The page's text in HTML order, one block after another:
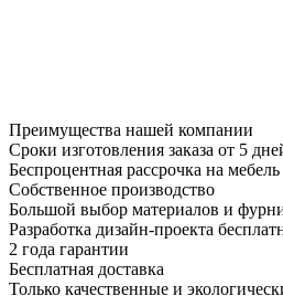
Преимущества нашей компании
Сроки изготовления заказа от 5
Беспроцентная рассрочка на мебель
Собственное производство
Большой выбор материалов и
Разработка дизайн-проекта
2 года гарантии
Бесплатная доставка
Только качественные и